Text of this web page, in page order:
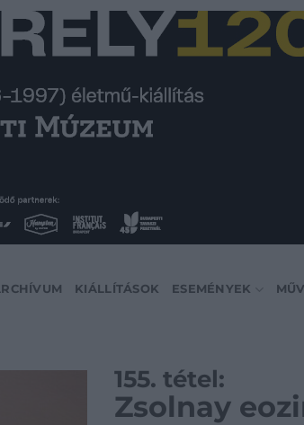
KIÁLLÍTÁSOK ESEMÉNYEK
155. tétel:
Zsolnay